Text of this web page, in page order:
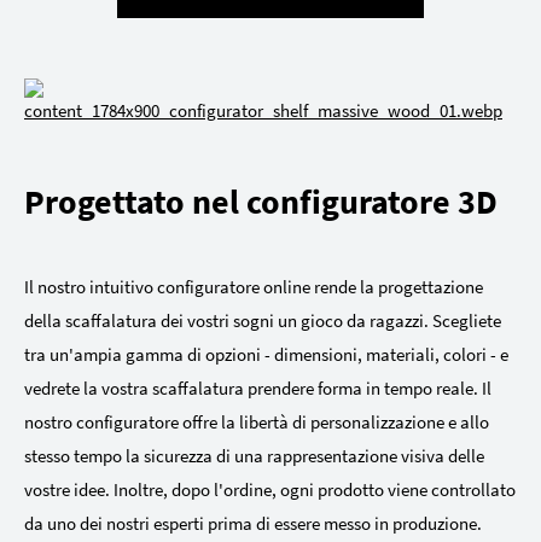
Progettato nel configuratore 3D
Il nostro intuitivo configuratore online rende la progettazione
della scaffalatura dei vostri sogni un gioco da ragazzi. Scegliete
tra un'ampia gamma di opzioni - dimensioni, materiali, colori - e
vedrete la vostra scaffalatura prendere forma in tempo reale. Il
nostro configuratore offre la libertà di personalizzazione e allo
stesso tempo la sicurezza di una rappresentazione visiva delle
vostre idee. Inoltre, dopo l'ordine, ogni prodotto viene controllato
da uno dei nostri esperti prima di essere messo in produzione.